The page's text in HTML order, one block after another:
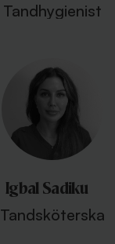
Tandhygienist
Igbal Sadiku
Tandsköterska